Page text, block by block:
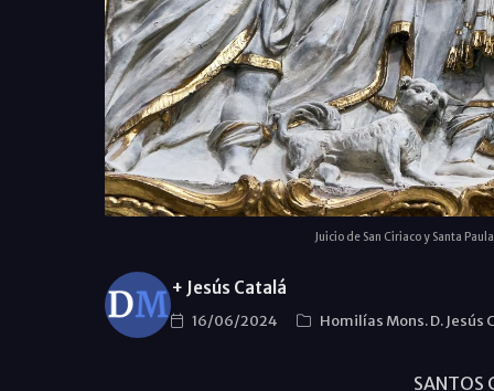
Juicio de San Ciriaco y Santa
+ Jesús Catalá
16/06/2024 Homilías Mons. D. Jesús
SANTOS